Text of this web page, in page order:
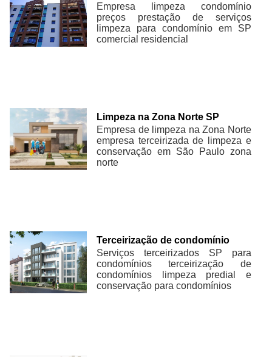
Empresa limpeza condomínio
preços prestação de serviços
limpeza para condomínio em SP
comercial residencial
Limpeza na Zona Norte SP
Empresa de limpeza na Zona Norte
empresa terceirizada de limpeza e
conservação em São Paulo zona
norte
Terceirização de condomínio
Serviços terceirizados SP para
condomínios terceirização de
condomínios limpeza predial e
conservação para condomínios